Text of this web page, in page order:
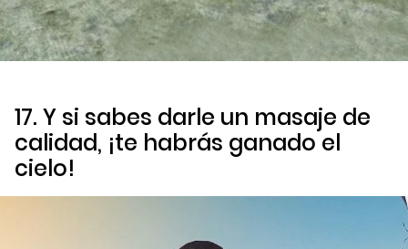
17. Y si sabes darle un masaje de
calidad, ¡te habrás ganado el
cielo!